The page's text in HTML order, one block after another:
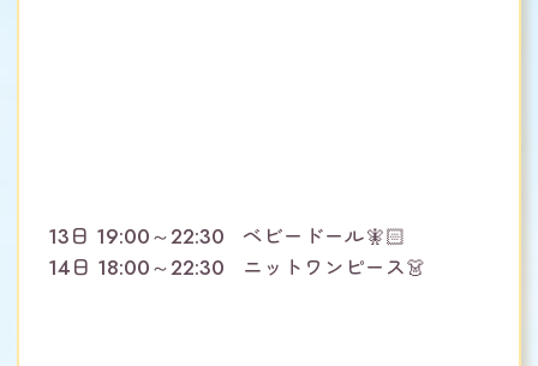
13日 19:00～22:30 ベビードール🧚🏻
14日 18:00～22:30 ニットワンピース👗